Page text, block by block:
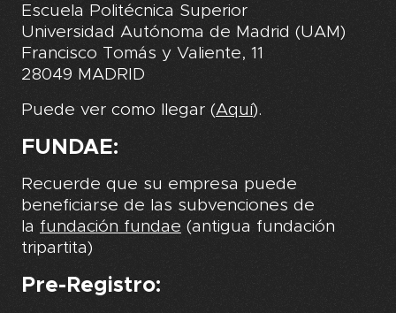
Escuela Politécnica Superior
Universidad Autónoma de Madrid (UAM)
Francisco Tomás y Valiente, 11
28049 MADRID
Puede ver como llegar (Aquí).
FUNDAE:
Recuerde que su empresa puede
beneficiarse de las subvenciones de
la fundación fundae (antigua fundación
tripartita)
Pre- Registro: